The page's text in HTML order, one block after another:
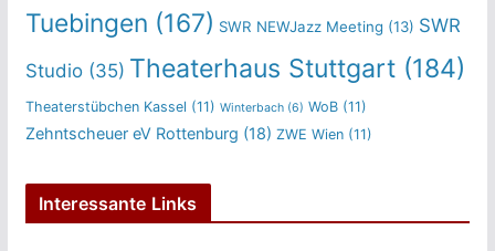
Tuebingen (167) SWR NEWJazz Meeting (13) SWR
Studio(35) Theaterhaus Stuttgart(184)
Theaterstübchen Kassel (11) Winterbach(6) WoB(11)
Zehntscheuer eV Rottenburg (18) ZWE Wien(11)
Interessante Links